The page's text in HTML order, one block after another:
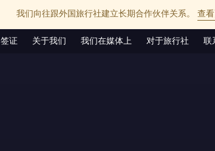
我们向往跟外国旅行社建立长期合作伙伴关系。 查
签证 关于我们 我们在媒体上 对于旅行社 联